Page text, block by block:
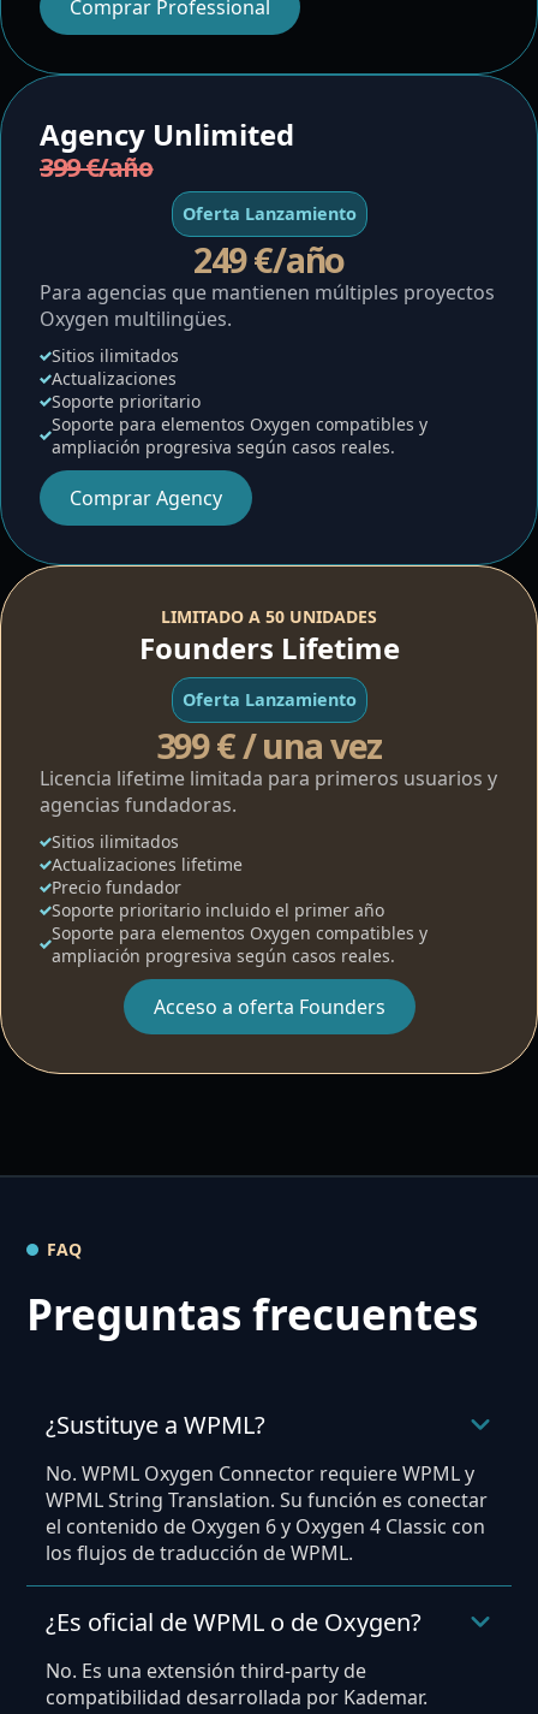
Comprar Professional
Agency Unlimited
399 €/año
Oferta Lanzamiento
249 €/año
Para agencias que mantienen múltiples proyectos
Oxygen multilingües.
Sitios ilimitados
Actualizaciones
Soporte prioritario
Soporte para elementos Oxygen compatibles y
ampliación progresiva según casos reales.
Comprar Agency
LIMITADO A 50 UNIDADES
Founders Lifetime
Oferta Lanzamiento
399 € / una vez
Licencia lifetime limitada para primeros usuarios y
agencias fundadoras.
Sitios ilimitados
Actualizaciones lifetime
Precio fundador
Soporte prioritario incluido el primer año
Soporte para elementos Oxygen compatibles y
ampliación progresiva según casos reales.
Acceso a oferta Founders
FAQ
Preguntas frecuentes
¿Sustituye a WPML?
No. WPML Oxygen Connector requiere WPML y
WPML String Translation. Su función es conectar
el contenido de Oxygen 6 y Oxygen 4 Classic con
los flujos de traducción de WPML.
¿Es oficial de WPML o de Oxygen?
No. Es una extensión third-party de
compatibilidad desarrollada por Kademar.